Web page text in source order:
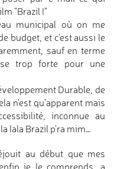
"Brazil !"
municipal où on me
budget, et c'est aussi le
sauf en terme
trop forte pour une
Durable, de
n'est qu'apparent mais
inconnue au
lala Brazil p'ra mim…
au début que mes
je le comprends, a